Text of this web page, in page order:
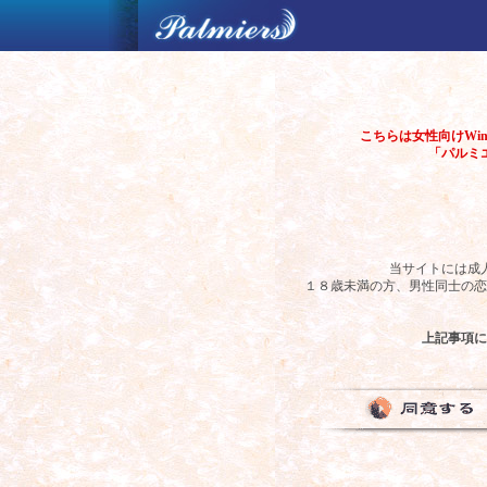
こちらは女性向け
「パル
当サイトには成
１８歳未満の方、男性同士の
上記事項